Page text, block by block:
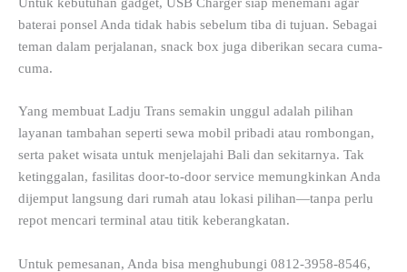
baterai ponsel Anda tidak habis sebelum tiba di tujuan. Sebagai
teman dalam perjalanan, snack box juga diberikan secara cuma-
cuma.
Yang membuat Ladju Trans semakin unggul adalah pilihan
layanan tambahan seperti sewa mobil pribadi atau rombongan,
serta paket wisata untuk menjelajahi Bali dan sekitarnya. Tak
ketinggalan, fasilitas door-to-door service memungkinkan Anda
dijemput langsung dari rumah atau lokasi pilihan—tanpa perlu
repot mencari terminal atau titik keberangkatan.
Untuk pemesanan, Anda bisa menghubungi 0812-3958-8546,